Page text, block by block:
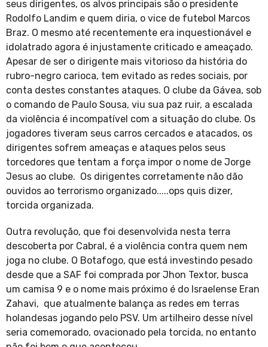
seus dirigentes, os alvos principais são o presidente
Rodolfo Landim e quem diria, o vice de futebol Marcos
Braz. O mesmo até recentemente era inquestionável e
idolatrado agora é injustamente criticado e ameaçado.
Apesar de ser o dirigente mais vitorioso da história do
rubro-negro carioca, tem evitado as redes sociais, por
conta destes constantes ataques. O clube da Gávea, sob
o comando de Paulo Sousa, viu sua paz ruir, a escalada
da violência é incompatível com a situação do clube. Os
jogadores tiveram seus carros cercados e atacados, os
dirigentes sofrem ameaças e ataques pelos seus
torcedores que tentam a força impor o nome de Jorge
Jesus ao clube. Os dirigentes corretamente não dão
ouvidos ao terrorismo organizado.....ops quis dizer,
torcida organizada.
Outra revolução, que foi desenvolvida nesta terra
descoberta por Cabral, é a violência contra quem nem
joga no clube. O Botafogo, que está investindo pesado
desde que a SAF foi comprada por Jhon Textor, busca
um camisa 9 e o nome mais próximo é do Israelense Eran
Zahavi, que atualmente balança as redes em terras
holandesas jogando pelo PSV. Um artilheiro desse nível
seria comemorado, ovacionado pela torcida, no entanto